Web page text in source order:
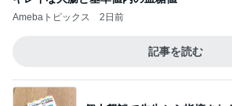
Amebaトピックス 2日前
記事を読む